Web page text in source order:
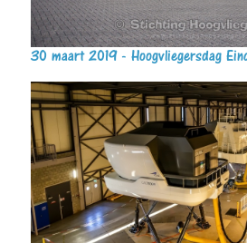
30 maart 2019 - Hoogvliegersdag